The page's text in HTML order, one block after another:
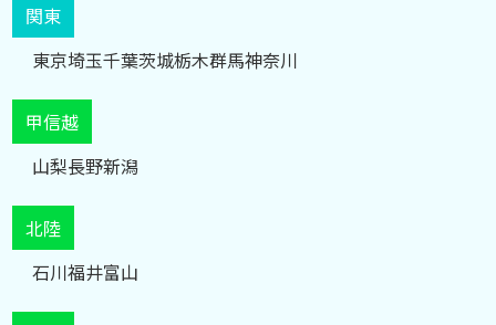
関東
東京埼玉千葉茨城栃木群馬神奈川
甲信越
山梨長野新潟
北陸
石川福井富山